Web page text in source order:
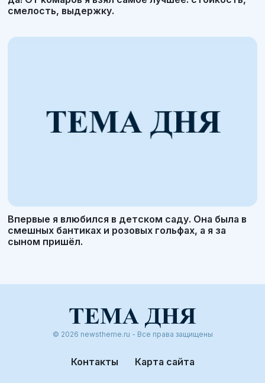
смелость, выдержку.
Впервые я влюбился в детском саду. Она была в
смешных бантиках и розовых гольфах, а я за
сыном пришёл.
© 2026 newstheme.ru - Все права защищены
Контакты Карта сайта